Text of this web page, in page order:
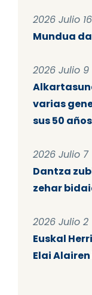
2026 Julio 16
Mundua
2026 Julio 9
varias
sus 50 años
2026 Julio 7
Dantza
zehar
2026 Julio 2
Euskal
Elai